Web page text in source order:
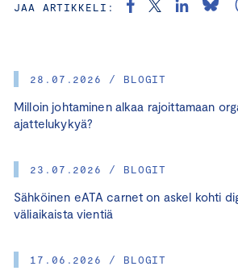
28.07.2026 / BLOGIT
Milloin johtaminen alkaa rajoittamaan
ajattelukykyä?
23.07.2026 / BLOGIT
Sähköinen eATA carnet on askel kohti
väliaikaista vientiä
17.06.2026 / BLOGIT
JAA ARTIKKELI: